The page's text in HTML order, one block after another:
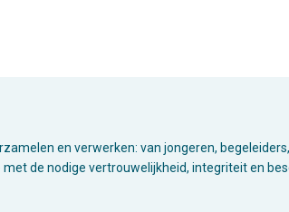
en verwerken: van jongeren,
de nodige vertrouwelijkheid, integriteit en